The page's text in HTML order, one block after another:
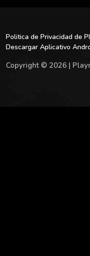
Politica de Privacidad de
Descargar Aplicativo
Copyright © 2026 |